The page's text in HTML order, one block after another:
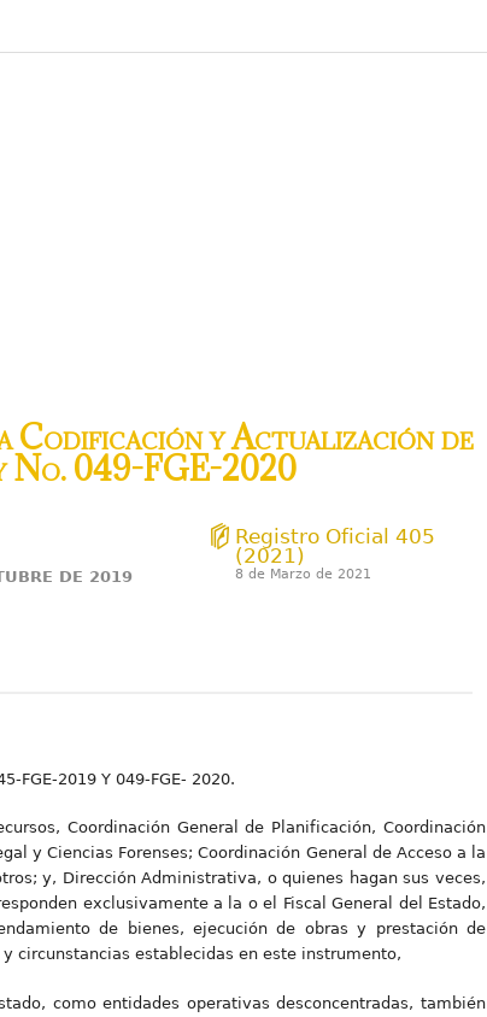
Codificación y Actualización de
No. 049-FGE-2020
Registro Oficial 405
(2021)
8 de Marzo de 2021
DE 2019
FGE-2019 Y 049-FGE- 2020.
Coordinación General de Planificación, Coordinación
y Ciencias Forenses; Coordinación General de Acceso a la
y, Dirección Administrativa, o quienes hagan sus veces,
exclusivamente a la o el Fiscal General del Estado,
de bienes, ejecución de obras y prestación de
circunstancias establecidas en este instrumento,
como entidades operativas desconcentradas, también